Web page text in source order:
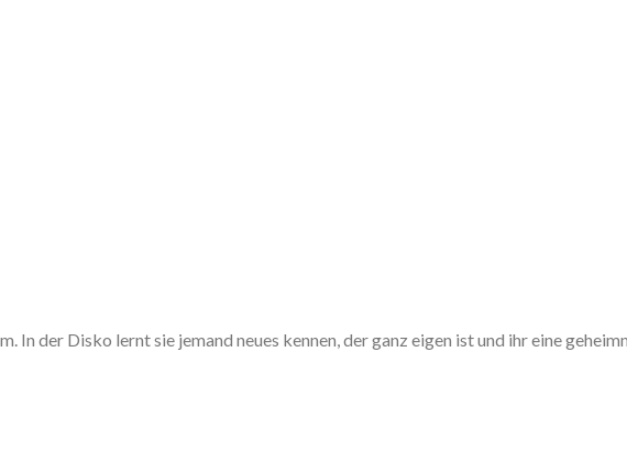
In der Disko lernt sie jemand neues kennen, der ganz eigen ist und ihr eine